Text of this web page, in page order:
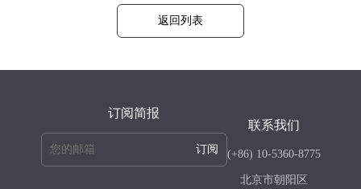
返回列表
订阅简报
订阅
联系我们
(+86) 10-5360-8775
北京市朝阳区